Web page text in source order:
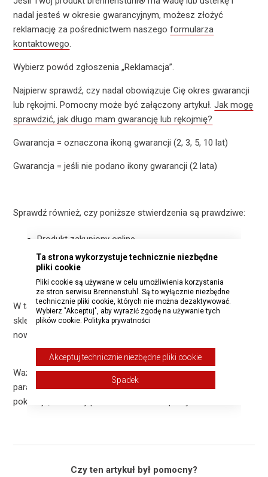
nadal jesteś w okresie gwarancyjnym, możesz złożyć
reklamację za pośrednictwem naszegoformularza
kontaktowego.
Wybierz powód zgłoszenia „Reklamacja”.
Najpierw sprawdź, czy nadal obowiązuje Cię okres gwarancji
lub rękojmi. Pomocny może być załączony artykuł.Jak mogę
sprawdzić, jak długo mam gwarancję lub rękojmię?
Gwarancja = oznaczona ikoną gwarancji (2, 3, 5, 10 lat)
Gwarancja = jeśli nie podano ikony gwarancji (2 lata)
Sprawdź również, czy poniższe stwierdzenia są prawdziwe:
Produkt zakupiony online
Sprzedaż NIE przez firmę brennenstuhl®
Zakup dokonany mniej niż 14 dni temu
W takim przypadku można po prostu zwrócić produkt do
sklepu internetowego bez podania przyczyny i otrzymać
nowy produkt lub zwrot pieniędzy.
Ważne: Należy dołączyć dowód zakupu. Może to być
paragon, faktura, zrzut ekranu lub inny dokument, który
pokazuje, że i kiedy produkt został zakupiony.
Czy ten artykuł był pomocny?
Ta strona wykorzystuje technicznie niezbędne
pliki cookie
Pliki cookie są używane w celu umożliwienia korzystania
ze stron serwisu Brennenstuhl. Są to wyłącznie niezbędne
technicznie pliki cookie, których nie można dezaktywować.
Wybierz "Akceptuj", aby wyrazić zgodę na używanie tych
plików cookie. Polityka prywatności
Akceptuj technicznie niezbędne pliki cookie
Spadek